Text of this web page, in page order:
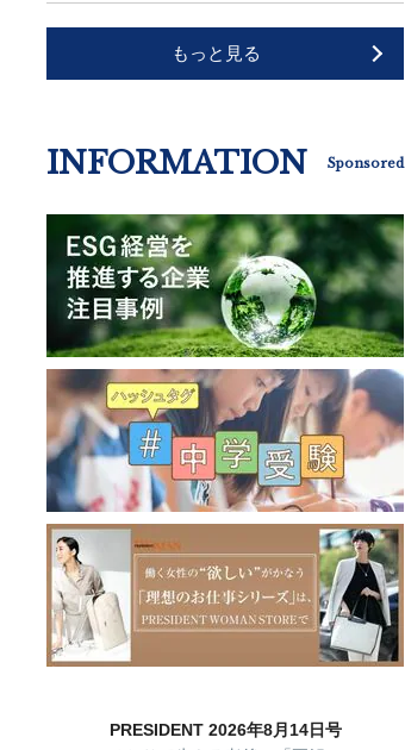
もっと見る
INFORMATION Sponsored
PRESIDENT 2026年8月14日号